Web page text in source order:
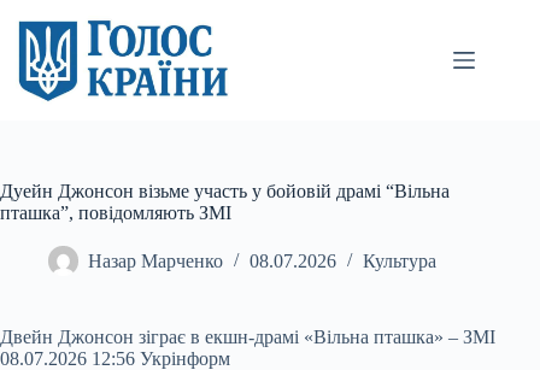
вмісту
Дуейн Джонсон візьме участь у бойовій драмі “Вільна
пташка”, повідомляють ЗМІ
Назар Марченко 08.07.2026 Культура
Двейн Джонсон зіграє в екшн-драмі «Вільна пташка» – ЗМІ
08.07.2026 12:56 Укрінформ